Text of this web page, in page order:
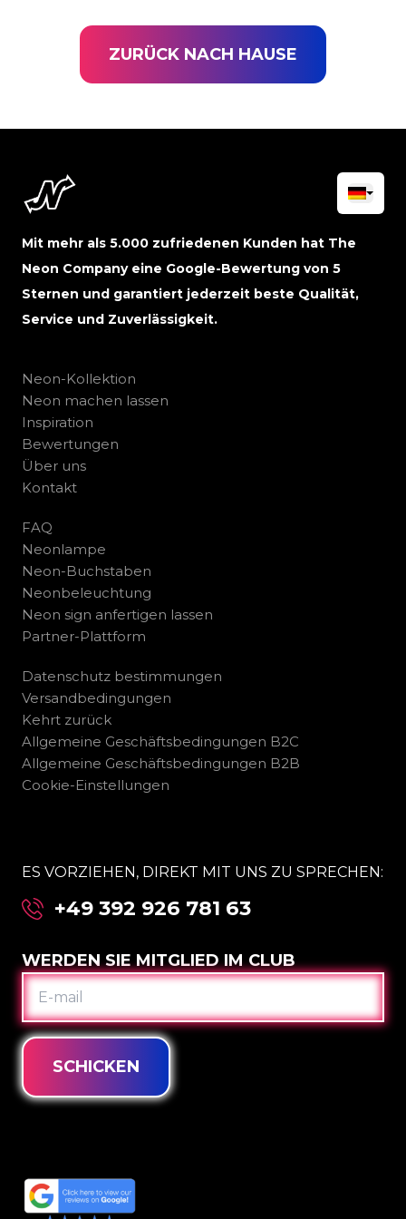
ZURÜCK NACH HAUSE
Mit mehr als 5.000 zufriedenen Kunden hat The
Neon Company eine Google-Bewertung von 5
Sternen und garantiert jederzeit beste Qualität,
Service und Zuverlässigkeit.
Neon-Kollektion
Neon machen lassen
Inspiration
Bewertungen
Über uns
Kontakt
FAQ
Neonlampe
Neon-Buchstaben
Neonbeleuchtung
Neon sign anfertigen lassen
Partner-Plattform
Datenschutz bestimmungen
Versandbedingungen
Kehrt zurück
Allgemeine Geschäftsbedingungen B2C
Allgemeine Geschäftsbedingungen B2B
Cookie-Einstellungen
ES VORZIEHEN, DIREKT MIT UNS ZU SPRECHEN:
+49 392 926 781 63
WERDEN SIE MITGLIED IM CLUB
E-
MAIL
SCHICKEN